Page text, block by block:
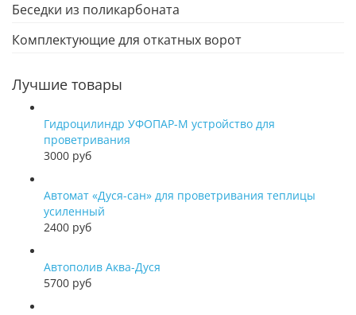
Беседки из поликарбоната
Комплектующие для откатных ворот
Лучшие товары
Гидроцилиндр УФОПАР-М устройство для
проветривания
3000 руб
Автомат «Дуся-сан» для проветривания теплицы
усиленный
2400 руб
Автополив Аква-Дуся
5700 руб